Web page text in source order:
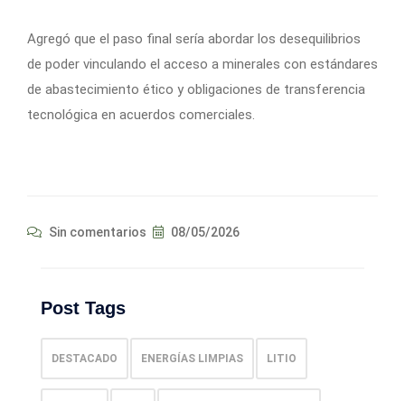
Agregó que el paso final sería abordar los desequilibrios
de poder vinculando el acceso a minerales con estándares
de abastecimiento ético y obligaciones de transferencia
tecnológica en acuerdos comerciales.
Sin comentarios 08/05/2026
Post Tags
DESTACADO ENERGÍAS LIMPIAS LITIO